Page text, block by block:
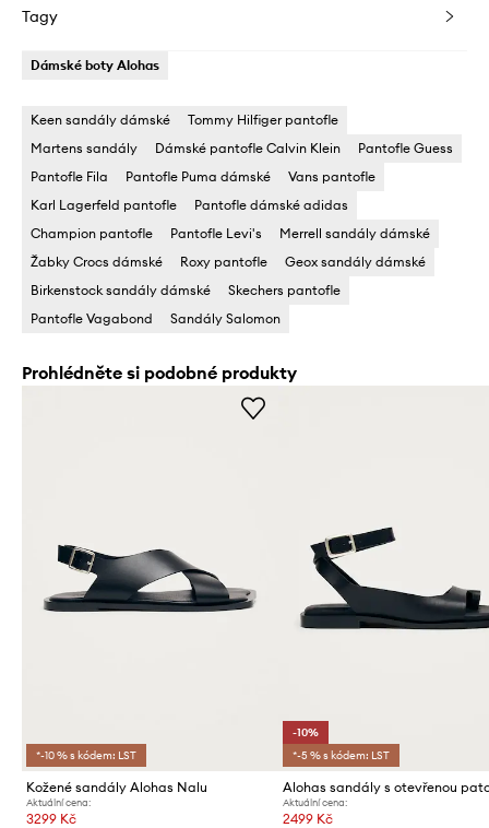
Tagy
Dámské boty Alohas
Keen sandály dámské
Tommy Hilfiger pantofle
Martens sandály
Dámské pantofle Calvin Klein
Pantofle Guess
Pantofle Fila
Pantofle Puma dámské
Vans pantofle
Karl Lagerfeld pantofle
Pantofle dámské adidas
Champion pantofle
Pantofle Levi's
Merrell sandály dámské
Žabky Crocs dámské
Roxy pantofle
Geox sandály dámské
Birkenstock sandály dámské
Skechers pantofle
Pantofle Vagabond
Sandály Salomon
Prohlédněte si podobné produkty
*-10 % s kódem: LST
Kožené sandály Alohas Nalu
Aktuální cena:
3299 Kč
-10%
*-5 % s kódem: LST
Aktuální cena:
2499 Kč